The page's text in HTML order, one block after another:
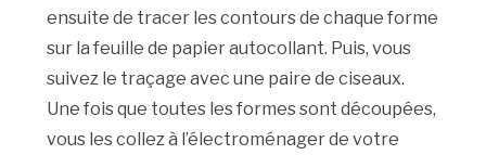
ensuite de tracer les contours de chaque forme
sur la feuille de papier autocollant. Puis, vous
suivez le traçage avec une paire de ciseaux.
Une fois que toutes les formes sont découpées,
vous les collez à l’électroménager de votre